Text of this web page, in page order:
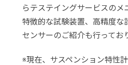
らテステイングサービスのメ
特徴的な試験装置、高精度な
センサーのご紹介も行ってお
※現在、サスペンション特性